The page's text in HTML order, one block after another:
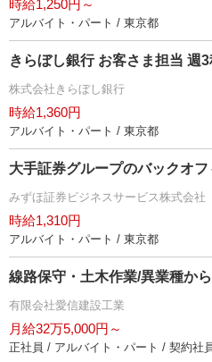
時給1,250円～
アルバイト・パート / 東京都
きらぼし銀行 お客さま担当 週
株式会社きらぼし銀行
時給1,360円
アルバイト・パート / 東京都
大手証券グループのバックオ
みずほ証券ビジネスサービス株式会社
時給1,310円
アルバイト・パート / 東京都
線路保守・土木作業/異業種か
有限会社愛信建設工業
月給32万5,000円～
正社員 / アルバイト・パート / 契約社